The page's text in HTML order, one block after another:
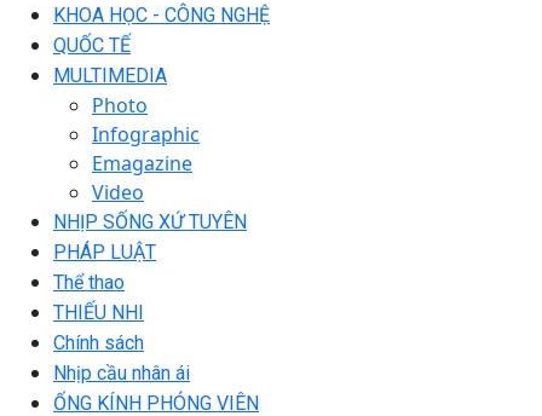
KHOA HỌC - CÔNG NGHỆ
QUỐC TẾ
MULTIMEDIA
Photo
Infographic
Emagazine
Video
NHỊP SỐNG XỨ TUYÊN
PHÁP LUẬT
Thể thao
THIẾU NHI
Chính sách
Nhịp cầu nhân ái
ỐNG KÍNH PHÓNG VIÊN